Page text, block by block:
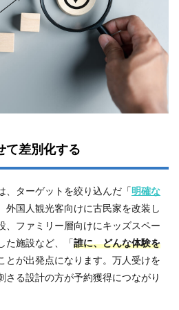
差別化する
、ターゲットを絞り込んだ「 明確な
外国人観光客向けに古民家を改装し
、ファミリー層向けにキッズスペー
た施設など、「 誰に、どんな体験を
とが出発点になります。万人受けを
さる設計の方が予約獲得につながり